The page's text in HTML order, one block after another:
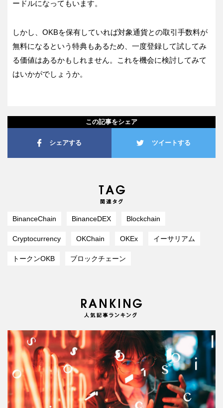
ードルになってもいます。
しかし、OKBを保有していれば対象通貨との取引手数料が
無料になるという特典もあるため、一度登録して試してみ
る価値はあるかもしれません。これを機会に検討してみて
はいかがでしょうか。
この記事をシェア
シェアする ツイートする
BinanceChain BinanceDEX Blockchain
Cryptocurrency OKChain OKEx イーサリアム
トークンOKB ブロックチェーン